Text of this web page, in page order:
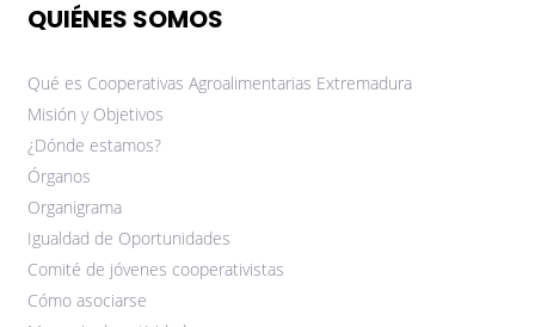
QUIÉNES SOMOS
Qué es Cooperativas Agroalimentarias Extremadura
Misión y Objetivos
¿Dónde estamos?
Órganos
Organigrama
Igualdad de Oportunidades
Comité de jóvenes cooperativistas
Cómo asociarse